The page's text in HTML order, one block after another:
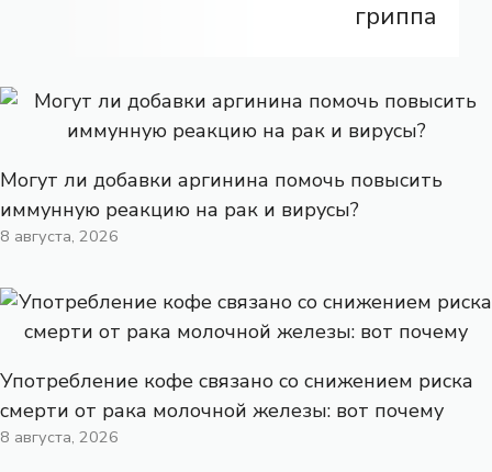
гриппа
Могут ли добавки аргинина помочь повысить
иммунную реакцию на рак и вирусы?
8 августа, 2026
Употребление кофе связано со снижением риска
смерти от рака молочной железы: вот почему
8 августа, 2026